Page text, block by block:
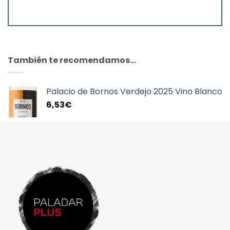
También te recomendamos…
Palacio de Bornos Verdejo 2025 Vino Blanco
6,53€